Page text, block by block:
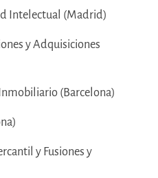
Intelectual (Madrid)
y Adquisiciones
(Barcelona)
y Fusiones y